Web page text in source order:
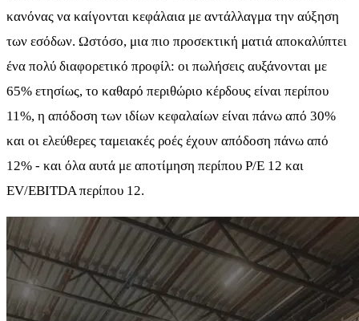
κανόνας να καίγονται κεφάλαια με αντάλλαγμα την αύξηση
των εσόδων. Ωστόσο, μια πιο προσεκτική ματιά αποκαλύπτει
ένα πολύ διαφορετικό προφίλ: οι πωλήσεις αυξάνονται με
65% ετησίως, το καθαρό περιθώριο κέρδους είναι περίπου
11%, η απόδοση των ιδίων κεφαλαίων είναι πάνω από 30%
και οι ελεύθερες ταμειακές ροές έχουν απόδοση πάνω από
12% - και όλα αυτά με αποτίμηση περίπου P/E 12 και
EV/EBITDA περίπου 12.